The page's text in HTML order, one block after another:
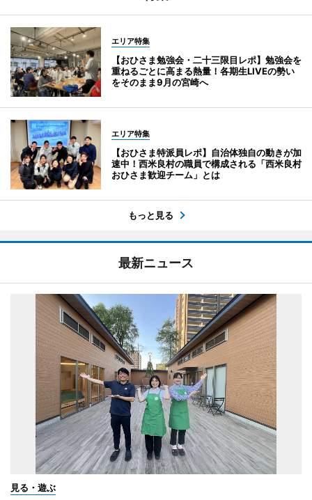
エリア特集
【おひさま勉強会・二十三限目レポ】勉強会を
重ねるごとに高まる熱量！各期生LIVEの勢い
をそのまま9月の宮崎へ
エリア特集
【おひさま特派員レポ】自治体独自の動きが加
速中！西米良村の職員で構成される「西米良村
おひさま歓迎チーム」とは
もっと見る
最新ニュース
見る・遊ぶ